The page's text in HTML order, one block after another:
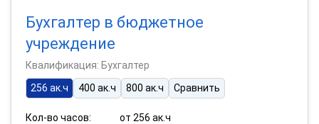
Бухгалтер в бюджетное
учреждение
Квалификация: Бухгалтер
256 ак.ч
400 ак.ч 800 ак.ч Сравнить
Кол-во часов:
от 256 ак.ч